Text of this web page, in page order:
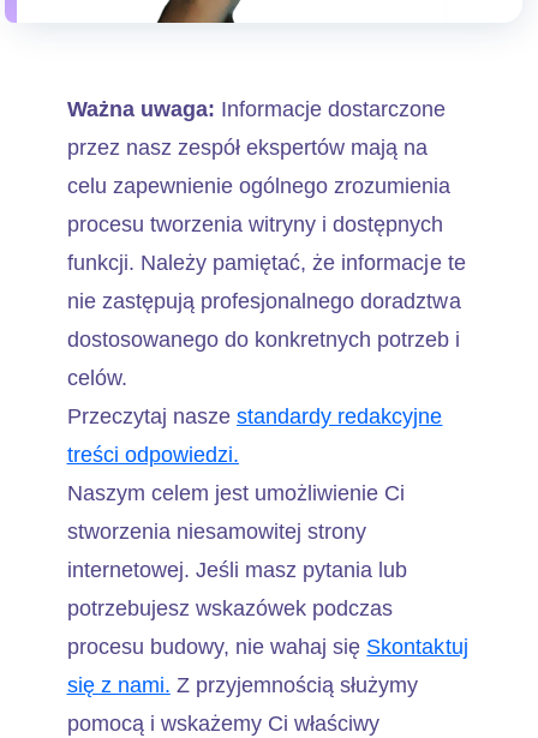
Ważna uwaga: Informacje dostarczone
przez nasz zespół ekspertów mają na
celu zapewnienie ogólnego zrozumienia
procesu tworzenia witryny i dostępnych
funkcji. Należy pamiętać, że informacje te
nie zastępują profesjonalnego doradztwa
dostosowanego do konkretnych potrzeb i
celów.
Przeczytaj nasze standardy redakcyjne
treści odpowiedzi.
Naszym celem jest umożliwienie Ci
stworzenia niesamowitej strony
internetowej. Jeśli masz pytania lub
potrzebujesz wskazówek podczas
procesu budowy, nie wahaj się Skontaktuj
się z nami. Z przyjemnością służymy
pomocą i wskażemy Ci właściwy